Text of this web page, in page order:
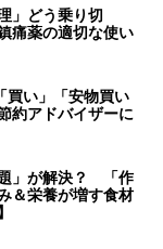
」どう乗り切
痛薬の適切な使い
買い」「安物買い
約アドバイザーに
」が解決？ 「作
＆栄養が増す食材